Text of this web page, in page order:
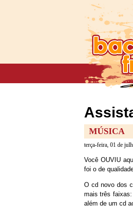
MÚSICA
terça-feira, 01 de
Você OUVIU
foi o de
O cd novo dos
mais três faixas:
além de um cd